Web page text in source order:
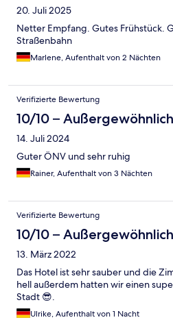
20. Juli 2025
Netter Empfang. Gutes Frühstück.
Straßenbahn
Marlene, Aufenthalt von 2 Nächten
Verifizierte Bewertung
10/10 – Außergewöhnlich
14. Juli 2024
Guter ÖNV und sehr ruhig
Rainer, Aufenthalt von 3 Nächten
Verifizierte Bewertung
10/10 – Außergewöhnlich
13. März 2022
Das Hotel ist sehr sauber und die
hell außerdem hatten wir einen
Stadt 😎.
Ulrike, Aufenthalt von 1 Nacht